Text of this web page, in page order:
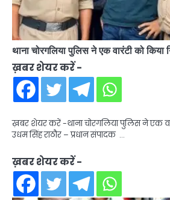
थाना चोरगलिया पुलिस ने एक वारंटी को किया
ख़बर शेयर करें -
ख़बर शेयर करें -थाना चोरगलिया पुलिस ने एक
उधम सिंह राठौर – प्रधान संपादक …
ख़बर शेयर करें -